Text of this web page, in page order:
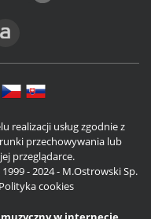
realizacji usług zgodnie z
przechowywania lub
przeglądarce.
- 2024 - M.Ostrowski Sp.
Polityka cookies